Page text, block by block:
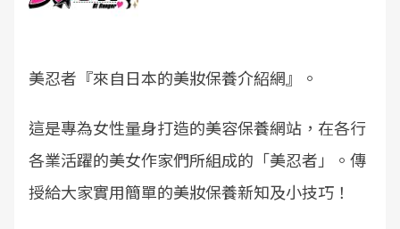
美忍者『來自日本的美妝保養介紹網』。
這是專為女性量身打造的美容保養網站，在各行
各業活躍的美女作家們所組成的「美忍者」。傳
授給大家實用簡單的美妝保養新知及小技巧！